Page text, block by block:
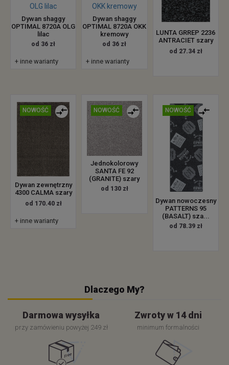
Dywan shaggy
OPTIMAL 8720A OLG
lilac
od 36 zł
+ inne warianty
Dywan shaggy
OPTIMAL 8720A OKK
kremowy
od 36 zł
+ inne warianty
LUNTA GRREP 2236
ANTRACIET szary
od 27.34 zł
NOWOŚĆ
Dywan zewnętrzny
4300 CALMA szary
od 170.40 zł
+ inne warianty
NOWOŚĆ
Jednokolorowy
SANTA FE 92
(GRANITE) szary
od 130 zł
NOWOŚĆ
Dywan nowoczesny
PATTERNS 95
(BASALT) sza...
od 78.39 zł
Dlaczego My?
Darmowa wysyłka
przy zamówieniu powyżej 249 zł
Zwroty w 14 dni
minimum formalności